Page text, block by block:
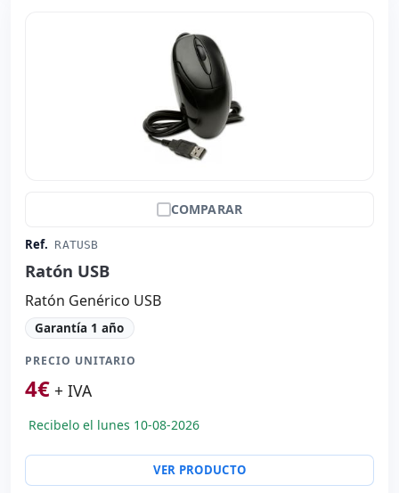
COMPARAR
Ref. RATUSB
Ratón USB
Ratón Genérico USB
Garantía 1 año
PRECIO UNITARIO
4€ + IVA
Recibelo el lunes 10-08-2026
VER PRODUCTO